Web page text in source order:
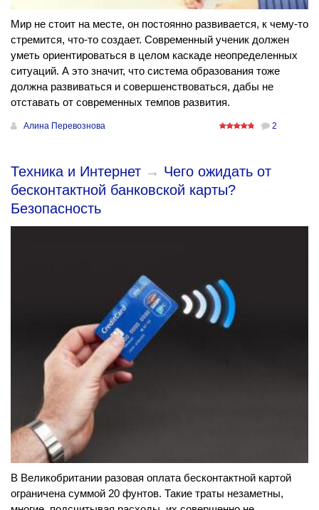
Мир не стоит на месте, он постоянно развивается, к чему-то
стремится, что-то создает. Современный ученик должен
уметь ориентироваться в целом каскаде неопределенных
ситуаций. А это значит, что система образования тоже
должна развиваться и совершенствоваться, дабы не
отставать от современных темпов развития.
Алина Перевознова 2
Техника и Интернет → Чего ожидать от
бесконтактной банковской карты?
Безопасность
В Великобритании разовая оплата бесконтактной картой
ограничена суммой 20 фунтов. Такие траты незаметны,